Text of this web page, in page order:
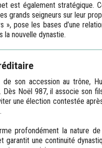
est également stratégique.
grands seigneurs sur leur
», pose les bases d’une
la nouvelle dynastie.
son accession au trône,
Dès Noël 987, il associe son
une élection contestée
profondément la nature
garantit une continuité